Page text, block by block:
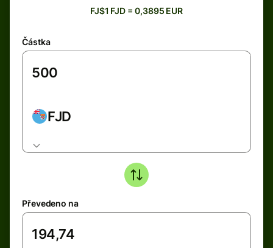
FJ$1 FJD = 0,3895 EUR
Částka
FJD
Převedeno na